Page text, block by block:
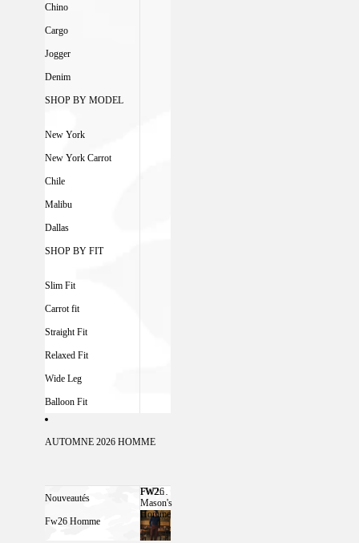
Chino
Cargo
Jogger
Denim
SHOP BY MODEL
New York
New York Carrot
Chile
Malibu
Dallas
SHOP BY FIT
Slim Fit
Carrot fit
Straight Fit
Relaxed Fit
Wide Leg
Balloon Fit
AUTOMNE 2026 HOMME
Nouveautés
Fw26 Homme
FW26
Mason's
Homme
FW26 MASON'S HOMME